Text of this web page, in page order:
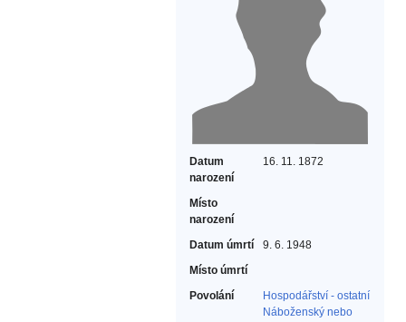
Datum
narození
16. 11. 1872
Místo
narození
Datum úmrtí
9. 6. 1948
Místo úmrtí
Povolání
Hospodářství - ostatní‎
Náboženský nebo